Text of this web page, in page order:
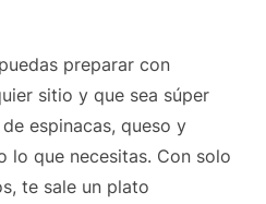
preparar con
sitio y que sea súper
de espinacas, queso y
lo que necesitas. Con solo
te sale un plato